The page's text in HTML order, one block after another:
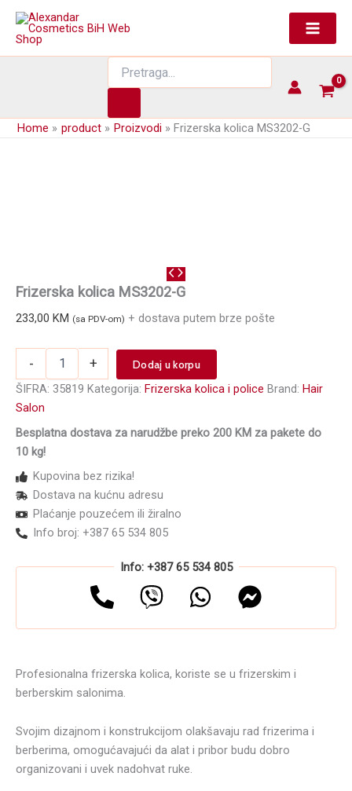
Skip
content
search
Home product Proizvodi Frizerska kolica MS3202-G
Frizerska kolica MS3202-G
233,00 KM (sa PDV-om) + dostava putem brze pošte
-
MS3202-
G
+
Dodaj u korpu
ŠIFRA: 35819 Kategorija: Frizerska kolica i police Brand: Hair
Salon
Besplatna dostava za narudžbe preko 200 KM za pakete do
10 kg!
Kupovina bez rizika!
Dostava na kućnu adresu
Plaćanje pouzećem ili žiralno
Info broj: +387 65 534 805
Info: +387 65 534 805
Profesionalna frizerska kolica, koriste se u frizerskim i
berberskim salonima.
Svojim dizajnom i konstrukcijom olakšavaju rad frizerima i
berberima, omogućavajući da alat i pribor budu dobro
organizovani i uvek nadohvat ruke.